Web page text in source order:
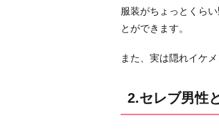
く
さ
く
服装がちょっとくら
とができます。
また、実は隠れイケ
2.セレブ男性